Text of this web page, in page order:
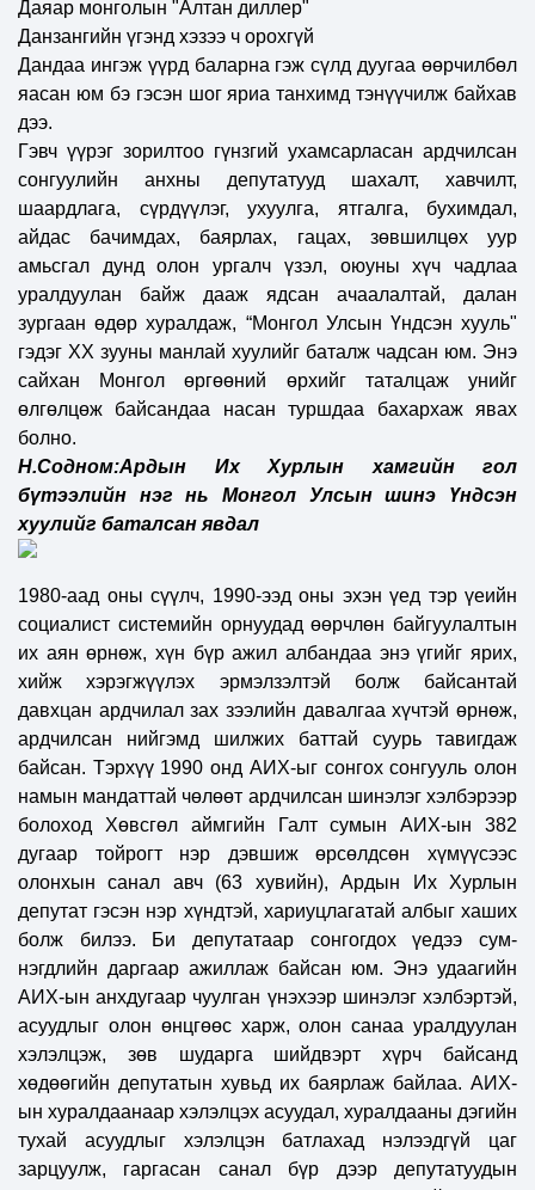
Даяар монголын "Алтан диллер"
Данзангийн үгэнд хэзээ ч орохгүй
Дандаа ингэж үүрд баларна гэж сүлд дуугаа өөрчилбөл
яасан юм бэ гэсэн шог яриа танхимд тэнүүчилж байхав
дээ.
Гэвч үүрэг зорилтоо гүнзгий ухамсарласан ардчилсан
сонгуулийн анхны депутатууд шахалт, хавчилт,
шаардлага, сүрдүүлэг, ухуулга, ятгалга, бухимдал,
айдас бачимдах, баярлах, гацах, зөвшилцөх уур
амьсгал дунд олон ургалч үзэл, оюуны хүч чадлаа
уралдуулан байж дааж ядсан ачаалалтай, далан
зургаан өдөр хуралдаж, “Монгол Улсын Үндсэн хууль"
гэдэг ХХ зууны манлай хуулийг баталж чадсан юм. Энэ
сайхан Монгол өргөөний өрхийг таталцаж унийг
өлгөлцөж байсандаа насан туршдаа бахархаж явах
болно.
Н.Содном:Ардын Их Хурлын хамгийн гол
бүтээлийн нэг нь Монгол Улсын шинэ Үндсэн
хуулийг баталсан явдал
1980-аад оны сүүлч, 1990-ээд оны эхэн үед тэр үеийн
социалист системийн орнуудад өөрчлөн байгуулалтын
их аян өрнөж, хүн бүр ажил албандаа энэ үгийг ярих,
хийж хэрэгжүүлэх эрмэлзэлтэй болж байсантай
давхцан ардчилал зах зээлийн давалгаа хүчтэй өрнөж,
ардчилсан нийгэмд шилжих баттай суурь тавигдаж
байсан. Тэрхүү 1990 онд АИХ-ыг сонгох сонгууль олон
намын мандаттай чөлөөт ардчилсан шинэлэг хэлбэрээр
болоход Хөвсгөл аймгийн Галт сумын АИХ-ын 382
дугаар тойрогт нэр дэвшиж өрсөлдсөн хүмүүсээс
олонхын санал авч (63 хувийн), Ардын Их Хурлын
депутат гэсэн нэр хүндтэй, хариуцлагатай албыг хаших
болж билээ. Би депутатаар сонгогдох үедээ сум-
нэгдлийн даргаар ажиллаж байсан юм. Энэ удаагийн
АИХ-ын анхдугаар чуулган үнэхээр шинэлэг хэлбэртэй,
асуудлыг олон өнцгөөс харж, олон санаа уралдуулан
хэлэлцэж, зөв шударга шийдвэрт хүрч байсанд
хөдөөгийн депутатын хувьд их баярлаж байлаа. АИХ-
ын хуралдаанаар хэлэлцэх асуудал, хуралдааны дэгийн
тухай асуудлыг хэлэлцэн батлахад нэлээдгүй цаг
зарцуулж, гаргасан санал бүр дээр депутатуудын